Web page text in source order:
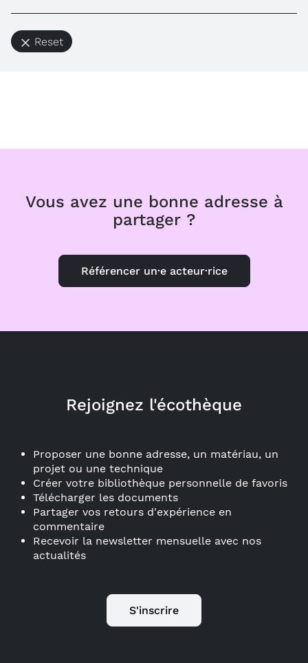
Reset
Vous avez une bonne adresse à
partager ?
Référencer un·e acteur·rice
Rejoignez l'écothèque
Proposer une bonne adresse, un matériau, un
projet ou une technique
Créer votre bibliothèque personnelle de favoris
Télécharger les documents
Partager vos retours d'expérience en
commentaire
Recevoir la newsletter mensuelle avec nos
actualités
S'inscrire